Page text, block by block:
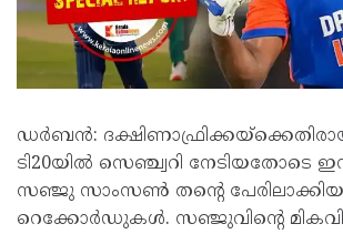
ഡര്‍ബന്‍:
ടി20യില്‍ സെഞ്ച്വറി നേടിയതോടെ
സഞ്ജു സാംസണ്‍ തന്റെ
റെക്കോര്‍ഡുകള്‍. സഞ്ജുവിന്റെ